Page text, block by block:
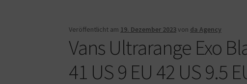
Veröffentlicht am 19. Dezember 2023von da Agency
Vans Ultrarange Exo
41 US 9 EU 42 US 9.5